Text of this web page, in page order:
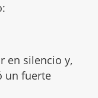
en silencio y,
un fuerte